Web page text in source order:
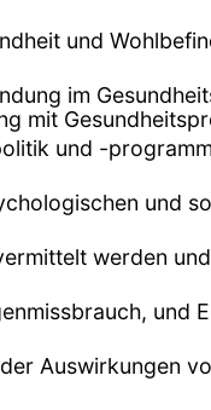
und
im
mit
und -
und
werden
und
Auswirkungen